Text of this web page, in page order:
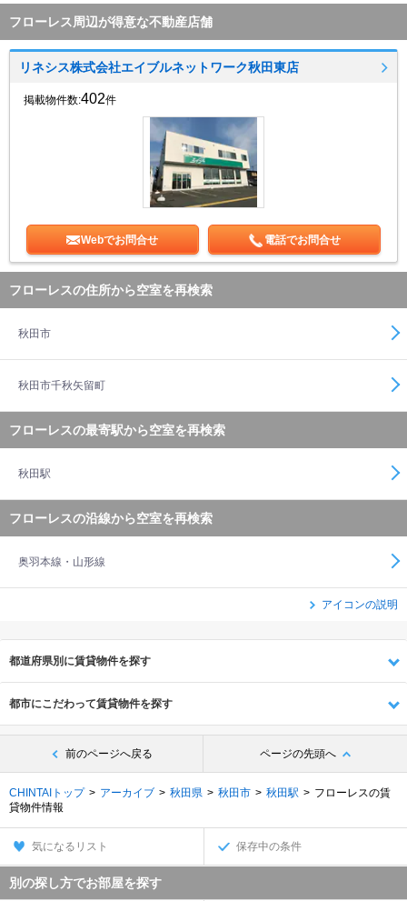
フローレス周辺が得意な不動産店舗
リネシス株式会社エイブルネットワーク秋田東店
掲載物件数:402件
Webでお問合せ 電話でお問合せ
フローレスの住所から空室を再検索
秋田市
秋田市千秋矢留町
フローレスの最寄駅から空室を再検索
秋田駅
フローレスの沿線から空室を再検索
奥羽本線・山形線
アイコンの説明
都道府県別に賃貸物件を探す
都市にこだわって賃貸物件を探す
前のページへ戻る ページの先頭へ
CHINTAIトップ アーカイブ 秋田県 秋田市 秋田駅
フローレスの賃
貸物件情報
気になるリスト 保存中の条件
別の探し方でお部屋を探す